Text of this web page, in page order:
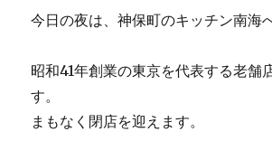
今日の夜は、神保町のキッチン南海へ
昭和41年創業の東京を代表する老舗
す。
まもなく閉店を迎えます。